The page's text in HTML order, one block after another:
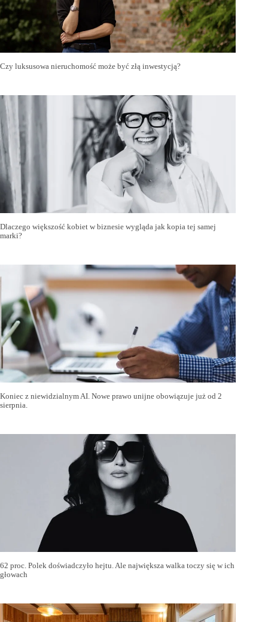
Czy luksusowa nieruchomość może być złą inwestycją?
Dlaczego większość kobiet w biznesie wygląda jak kopia tej samej
marki?
Koniec z niewidzialnym AI. Nowe prawo unijne obowiązuje już od 2
sierpnia.
62 proc. Polek doświadczyło hejtu. Ale największa walka toczy się w ich
głowach